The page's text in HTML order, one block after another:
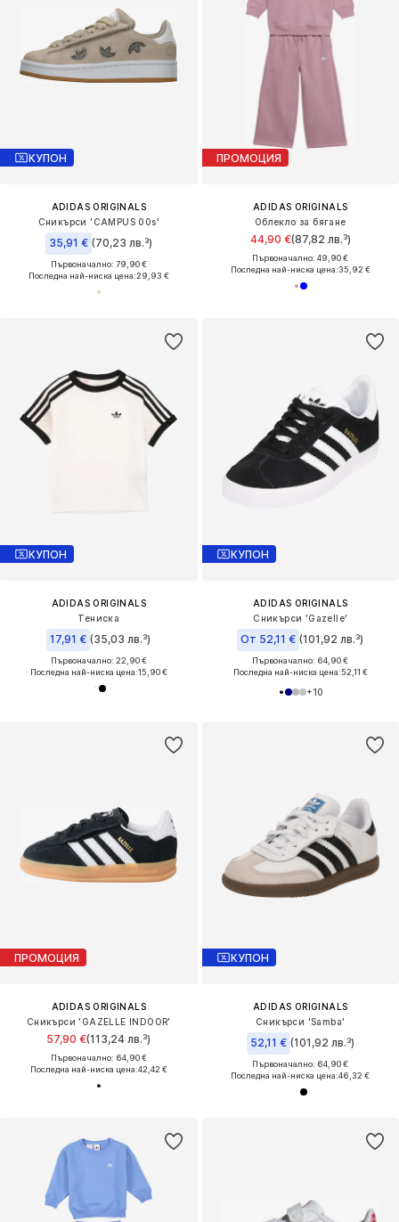
КУПОН
ADIDAS ORIGINALS
Сникърси 'CAMPUS 00s'
35,91 € (70,23 лв.³)
Първоначално: 79,90 €
Последна най-ниска цена:29,93 €
ПРОМОЦИЯ
ADIDAS ORIGINALS
Облекло за бягане
44,90 €(87,82 лв.³)
Първоначално: 49,90 €
Последна най-ниска цена:35,92 €
КУПОН
ADIDAS ORIGINALS
Тениска
17,91 € (35,03 лв.³)
Първоначално: 22,90 €
Последна най-ниска цена:15,90 €
КУПОН
ADIDAS ORIGINALS
Сникърси 'Gazelle'
От 52,11 € (101,92 лв.³)
Първоначално: 64,90 €
Последна най-ниска цена:52,11 €
+10
ПРОМОЦИЯ
ADIDAS ORIGINALS
Сникърси 'GAZELLE INDOOR'
57,90 €(113,24 лв.³)
Първоначално: 64,90 €
Последна най-ниска цена:42,42 €
КУПОН
ADIDAS ORIGINALS
Сникърси 'Samba'
52,11 € (101,92 лв.³)
Първоначално: 64,90 €
Последна най-ниска цена:46,32 €